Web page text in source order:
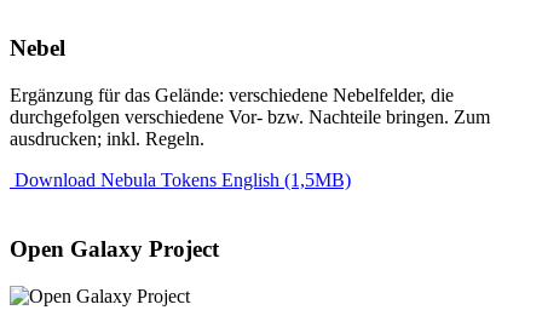
Nebel
Ergänzung für das Gelände: verschiedene Nebelfelder, die
durchgefolgen verschiedene Vor- bzw. Nachteile bringen. Zum
ausdrucken; inkl. Regeln.
Download Nebula Tokens English (1,5MB)
Open Galaxy Project